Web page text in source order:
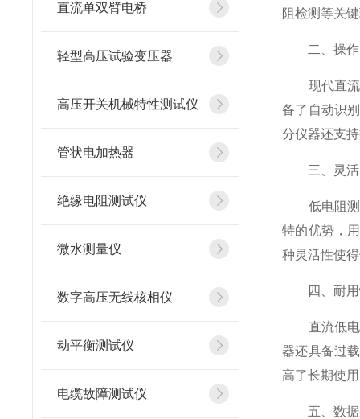
直流单双臂电桥
轻型高压试验变压器
高压开关机械特性测试仪
管状电加热器
绝缘电阻测试仪
微水测量仪
数字高压无线核相仪
动平衡测试仪
电缆故障测试仪
阻检测等关
二、操作
现代直流低
备了自动识
分仪器还支
三、灵活
低电阻测试
特的优势，
种灵活性使
四、耐用
直流低电阻
器还具备过
高了长期使
五、数据